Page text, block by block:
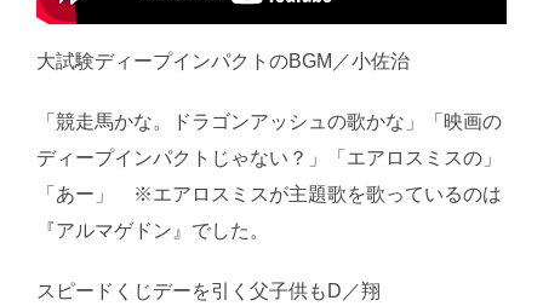
大試験ディープインパクトのBGM／小佐治
「競走馬かな。ドラゴンアッシュの歌かな」「映画の
ディープインパクトじゃない？」「エアロスミスの」
「あー」 ※エアロスミスが主題歌を歌っているのは
『アルマゲドン』でした。
スピードくじデーを引く父子供もD／翔